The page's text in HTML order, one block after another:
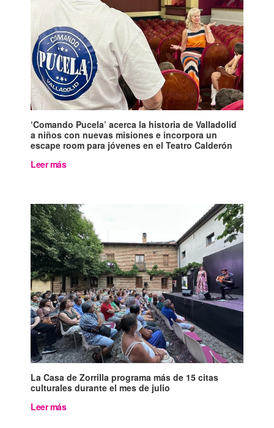
‘Comando Pucela’ acerca la historia de Valladolid
a niños con nuevas misiones e incorpora un
escape room para jóvenes en el Teatro Calderón
Leer más
La Casa de Zorrilla programa más de 15 citas
culturales durante el mes de julio
Leer más